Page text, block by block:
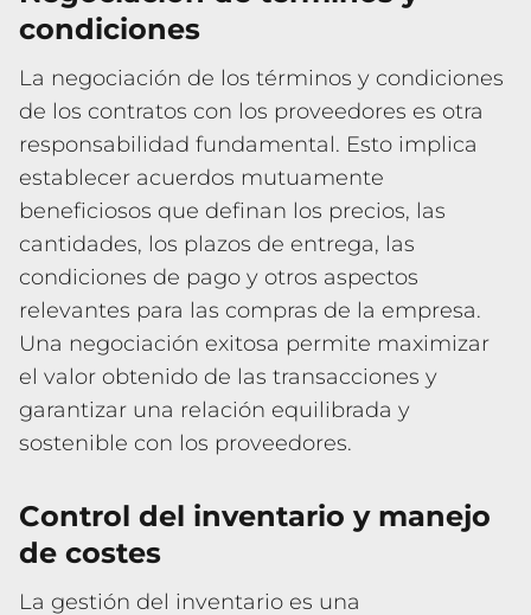
condiciones
La negociación de los términos y condiciones
de los contratos con los proveedores es otra
responsabilidad fundamental. Esto implica
establecer acuerdos mutuamente
beneficiosos que definan los precios, las
cantidades, los plazos de entrega, las
condiciones de pago y otros aspectos
relevantes para las compras de la empresa.
Una negociación exitosa permite maximizar
el valor obtenido de las transacciones y
garantizar una relación equilibrada y
sostenible con los proveedores.
Control del inventario y manejo
de costes
La gestión del inventario es una